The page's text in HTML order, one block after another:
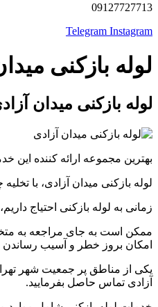
09127727713
Telegram Instagram
لوله بازکنی
لوله بازکنی میدان
بهترین مجموعه ارائه کننده
لوله بازکنی میدان آزادی، با
زمانی به لوله بازکنی احتیاج
ممکن است به جای مراجعه به
امکان بروز خطر و آسیب رساندن
یکی از مناطق پر جمعیت شهر
آزادی تماس حاصل بفرمایید.